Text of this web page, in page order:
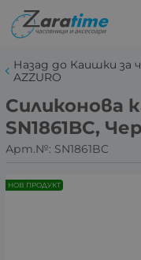
Назад до Каишки за
AZZURO
Силиконова
SN1861BC,
Арт.№: SN1861BC
НОВ ПРОДУКТ